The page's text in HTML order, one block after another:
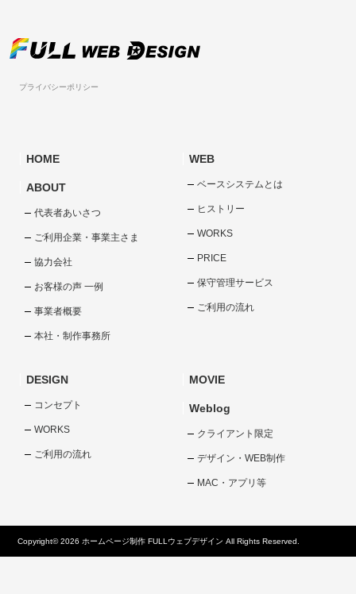
プライバシーポリシー
HOME
ABOUT
代表者あいさつ
ご利用企業・事業主さま
協力会社
お客様の声 一例
事業者概要
本社・制作事務所
WEB
ベースシステムとは
ヒストリー
WORKS
PRICE
保守管理サービス
ご利用の流れ
DESIGN
コンセプト
WORKS
ご利用の流れ
MOVIE
Weblog
クライアント限定
デザイン・WEB制作
MAC・アプリ等
Copyright© 2026 ホームページ制作 FULLウェブデザイン All Rights Reserved.